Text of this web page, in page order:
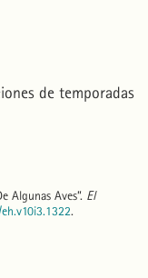
de temporadas
Algunas Aves”. El
.